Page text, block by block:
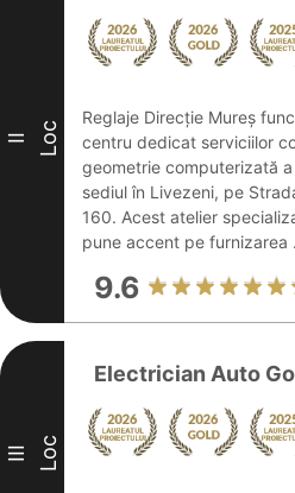
II Loc
Reglaje Direcție Mureș
centru dedicat serviciilor
geometrie computerizată
sediul în Livezeni, pe
160. Acest atelier
pune accent pe furnizarea
9.6
III Loc
Electrician Auto